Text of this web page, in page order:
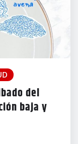
del
baja y